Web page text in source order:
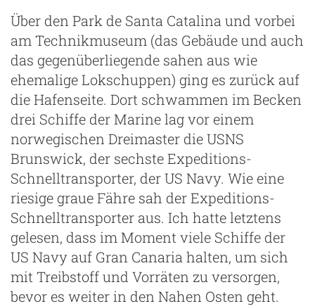
Über den Park de Santa Catalina und vorbei
am Technikmuseum (das Gebäude und auch
das gegenüberliegende sahen aus wie
ehemalige Lokschuppen) ging es zurück auf
die Hafenseite. Dort schwammen im Becken
drei Schiffe der Marine lag vor einem
norwegischen Dreimaster die USNS
Brunswick, der sechste Expeditions-
Schnelltransporter, der US Navy. Wie eine
riesige graue Fähre sah der Expeditions-
Schnelltransporter aus. Ich hatte letztens
gelesen, dass im Moment viele Schiffe der
US Navy auf Gran Canaria halten, um sich
mit Treibstoff und Vorräten zu versorgen,
bevor es weiter in den Nahen Osten geht.